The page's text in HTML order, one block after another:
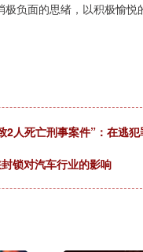
负面的思绪，以积极愉
2人死亡刑事案件”：在逃
锁对汽车行业的影响